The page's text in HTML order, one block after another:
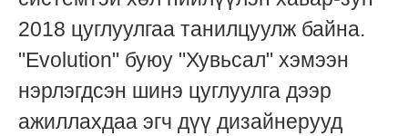
2018 цуглуулгаа танилцуулж байна.
"Evolution" буюу "Хувьсал" хэмээн
нэрлэгдсэн шинэ цуглуулга дээр
ажиллахдаа эгч дүү дизайнерууд